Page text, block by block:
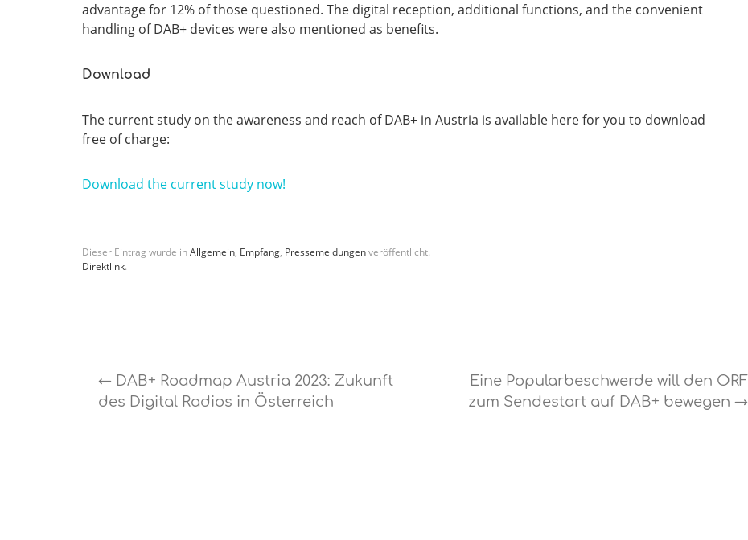
advantage for 12% of those questioned. The digital reception, additional functions, and the convenient
handling of DAB+ devices were also mentioned as benefits.
Download
The current study on the awareness and reach of DAB+ in Austria is available here for you to download
free of charge:
Download the current study now!
Dieser Eintrag wurde inAllgemein, Empfang, Pressemeldungenveröffentlicht.
Direktlink.
← DAB+ Roadmap Austria 2023: Zukunft
des Digital Radios in Österreich
Eine Popularbeschwerde will den ORF
zum Sendestart auf DAB+ bewegen →